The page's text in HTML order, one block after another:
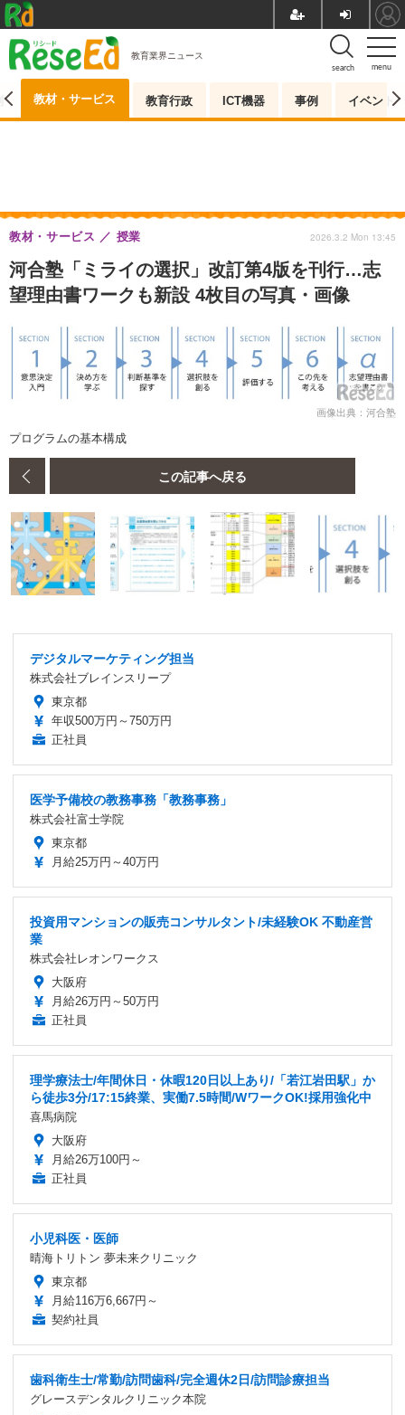
menu
search
教育業界ニュース
教材・サービス 教育行政 ICT機器 事例 イベント
河合塾「ミライの選択」改訂第4版を刊行…志
望理由書ワークも新設 4枚目の写真・画像
教材・サービス 授業 2026.3.2 Mon 13:45
画像出典：河合塾
プログラムの基本構成
この記事へ戻る
デジタルマーケティング担当
株式会社ブレインスリープ
東京都
年収500万円～750万円
正社員
医学予備校の教務事務「教務事務」
株式会社富士学院
東京都
月給25万円～40万円
投資用マンションの販売コンサルタント/未経験OK 不動産営
業
株式会社レオンワークス
大阪府
月給26万円～50万円
正社員
理学療法士/年間休日・休暇120日以上あり/「若江岩田駅」か
ら徒歩3分/17:15終業、実働7.5時間/WワークOK!採用強化中
喜馬病院
大阪府
月給26万100円～
正社員
小児科医・医師
晴海トリトン 夢未来クリニック
東京都
月給116万6,667円～
契約社員
歯科衛生士/常勤/訪問歯科/完全週休2日/訪問診療担当
グレースデンタルクリニック本院